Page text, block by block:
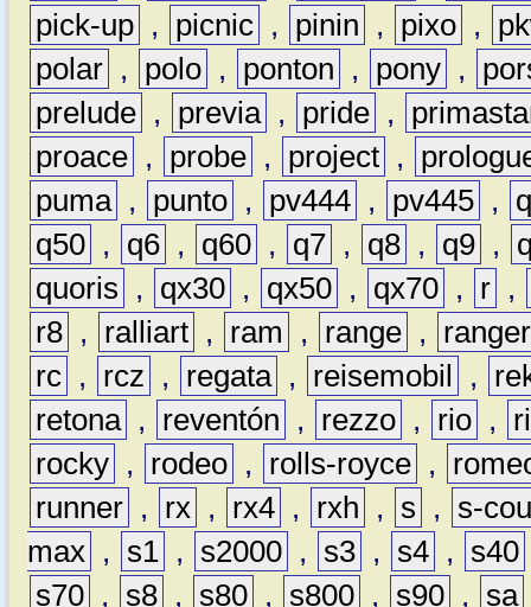
pick-up , picnic , pinin , pixo ,
polar , polo , ponton , pony ,
prelude , previa , pride ,
proace , probe , project ,
puma , punto , pv444 , pv445 ,
q50 , q6 , q60 , q7 , q8 , q9 ,
quoris
, qx30 , qx50 , qx70 , r ,
r8 , ralliart , ram , range ,
ranger
rc , rcz , regata , reisemobil ,
retona , reventón , rezzo , rio ,
rocky , rodeo , rolls-royce ,
runner , rx , rx4 , rxh , s ,
s-
max , s1 , s2000 , s3 , s4 , s40
s70 , s8 , s80 , s800 , s90 , sa